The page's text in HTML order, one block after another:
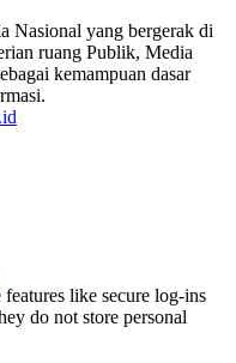
Nasional yang bergerak di
ruang Publik, Media
kemampuan dasar
features like secure log-ins
do not store personal